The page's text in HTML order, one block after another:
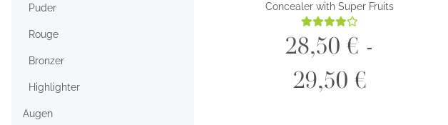
Concealer with Super Fruits
28,50 € -
29,50 €
Puder
Rouge
Bronzer
Highlighter
Augen